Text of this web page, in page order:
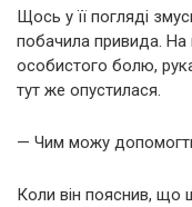
Щось у її погляді
побачила привида. На
особистого болю,
тут же опустилася.
— Чим можу
Коли він пояснив, що